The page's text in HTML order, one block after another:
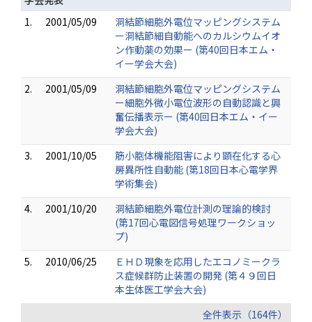
1.
2001/05/09
洞結節細胞外電位マッピングシステム
ー洞結節細自動能へのカルシウムイオ
ン作動薬の効果ー (第40回日本エム・
イー学会大会)
2.
2001/05/09
洞結節細胞外電位マッピングシステム
ー細胞外微小電位波形の自動認識と興
奮伝播表示ー (第40回日本エム・イー
学会大会)
3.
2001/10/05
筋小胞体機能阻害により顕在化する心
房異所性自動能 (第18回日本心電学界
学術集会)
4.
2001/10/20
洞結節細胞外電位計測の理論的検討
(第17回心電図信号処理ワークショッ
プ)
5.
2010/06/25
ＥＨＤ現象を応用したエコノミークラ
ス症候群防止装置の開発 (第４９回日
本生体医工学会大会)
全件表示（164件）